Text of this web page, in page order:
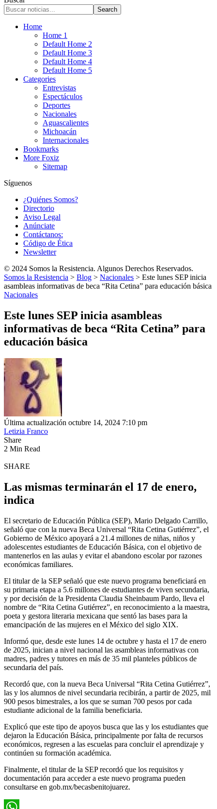
Home
Home 1
Default Home 2
Default Home 3
Default Home 4
Default Home 5
Categories
Entrevistas
Espectáculos
Deportes
Nacionales
Aguascalientes
Michoacán
Internacionales
Bookmarks
More Foxiz
Sitemap
Síguenos
¿Quiénes Somos?
Directorio
Aviso Legal
Anúnciate
Contáctanos:
Código de Ética
Newsletter
© 2024 Somos la Resistencia. Algunos Derechos Reservados.
Somos la Resistencia > Blog > Nacionales > Este lunes SEP inicia
asambleas informativas de beca “Rita Cetina” para educación básica
Nacionales
Este lunes SEP inicia asambleas
informativas de beca “Rita Cetina” para
educación básica
Última actualización octubre 14, 2024 7:10 pm
Letizia Franco
Share
2 Min Read
SHARE
Las mismas terminarán el 17 de enero,
indica
El secretario de Educación Pública (SEP), Mario Delgado Carrillo,
señaló que con la nueva Beca Universal “Rita Cetina Gutiérrez”, el
Gobierno de México apoyará a 21.4 millones de niñas, niños y
adolescentes estudiantes de Educación Básica, con el objetivo de
mantenerlos en las aulas y evitar el abandono escolar por razones
económicas familiares.
El titular de la SEP señaló que este nuevo programa beneficiará en
su primaria etapa a 5.6 millones de estudiantes de viven secundaria,
y por decisión de la Presidenta Claudia Sheinbaum Pardo, lleva el
nombre de “Rita Cetina Gutiérrez”, en reconocimiento a la maestra,
poeta y gestora literaria mexicana que sentó las bases para la
emancipación de las mujeres en el México del siglo XIX.
Informó que, desde este lunes 14 de octubre y hasta el 17 de enero
de 2025, inician a nivel nacional las asambleas informativas con
madres, padres y tutores en más de 35 mil planteles públicos de
secundaria del país.
Recordó que, con la nueva Beca Universal “Rita Cetina Gutiérrez”,
las y los alumnos de nivel secundaria recibirán, a partir de 2025, mil
900 pesos bimestrales, a los que se suman 700 pesos por cada
estudiante adicional de la familia beneficiaria.
Explicó que este tipo de apoyos busca que las y los estudiantes que
dejaron la Educación Básica, principalmente por falta de recursos
económicos, regresen a las escuelas para concluir el aprendizaje y
continúen su formación académica.
Finalmente, el titular de la SEP recordó que los requisitos y
documentación para acceder a este nuevo programa pueden
consultarse en gob.mx/becasbenitojuarez.